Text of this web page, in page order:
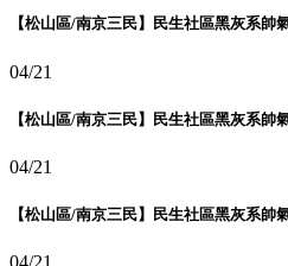
【松山區/南京三民】民生社區黑灰系
04/21
【松山區/南京三民】民生社區黑灰系
04/21
【松山區/南京三民】民生社區黑灰系